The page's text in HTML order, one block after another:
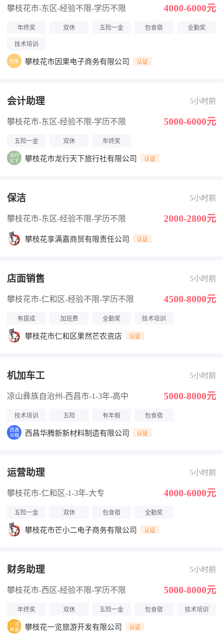
攀枝花市-东区-经验不限-学历不限 4000-6000元
年终奖 双休 五险一金 包食宿 全勤奖
技术培训
攀枝花市因果电子商务有限公司 认证
会计助理 5小时前
攀枝花市-东区-经验不限-学历不限 5000-6000元
五险一金 双休 年终奖
攀枝花市龙行天下旅行社有限公司 认证
保洁 5小时前
攀枝花市-东区-经验不限-学历不限 2000-2800元
攀枝花享满嘉商贸有限责任公司 认证
店面销售 5小时前
攀枝花市-仁和区-经验不限-学历不限 4500-8000元
有提成 加班费 全勤奖 技术培训
攀枝花市仁和区果然芒农资店 认证
机加车工 5小时前
凉山彝族自治州-西昌市-1-3年-高中 5000-8000元
技术培训 五险 有年假 包食宿
西昌华腾新新材料制造有限公司 认证
运营助理 5小时前
攀枝花市-仁和区-1-3年-大专 4000-6000元
五险一金 双休 包食宿 全勤奖
攀枝花市芒小二电子商务有限公司 认证
财务助理 5小时前
攀枝花市-西区-经验不限-学历不限 5000-8000元
年终奖 双休 五险一金 包食宿 技术培训
攀枝花一览旅游开发有限公司 认证